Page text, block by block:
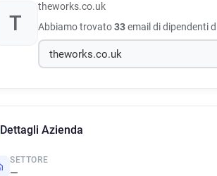
T
theworks.co.uk
Abbiamo trovato33email di dipendenti
Dettagli Azienda
SETTORE
—